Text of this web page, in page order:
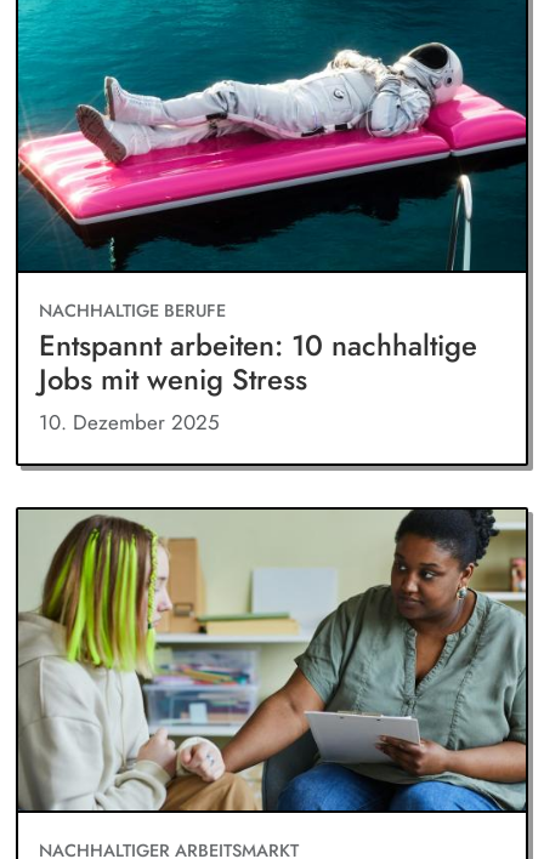
NACHHALTIGE BERUFE
Entspannt arbeiten: 10 nachhaltige
Jobs mit wenig Stress
10. Dezember 2025
NACHHALTIGER ARBEITSMARKT